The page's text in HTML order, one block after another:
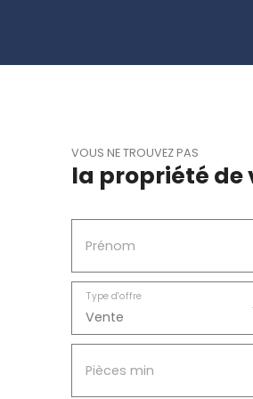
VOUS NE TROUVEZ PAS
la propriété de
Prénom
Vente
Type d'offre
Pièces min